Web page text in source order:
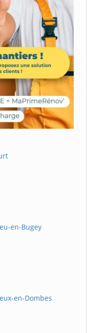
en-Bugey
en-Dombes